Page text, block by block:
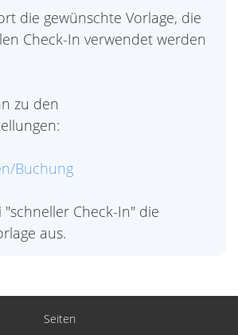
die gewünschte Vorlage, die
Check-In verwendet werden
zu den
Buchung
"schneller Check-In" die
aus.
Seiten